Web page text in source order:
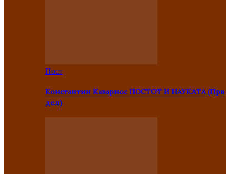
Пост
Константин Каварнос ПОСТОТ И НАУКАТА (Прв
дел)